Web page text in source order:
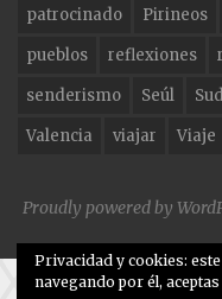
patrocinado
Pirineos
pueblos
reflexiones
senderismo
Seúl
Valencia
viajar Viaje
Proudly powered by
Privacidad y cookies:
navegando por él, aceptas